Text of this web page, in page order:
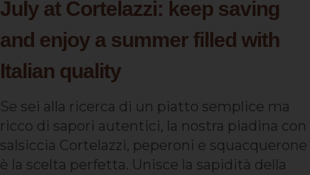
July at Cortelazzi: keep saving
and enjoy a summer filled with
Italian quality
Se sei alla ricerca di un piatto semplice ma
ricco di sapori autentici, la nostra piadina con
salsiccia Cortelazzi, peperoni e squacquerone
è la scelta perfetta. Unisce la sapidità della